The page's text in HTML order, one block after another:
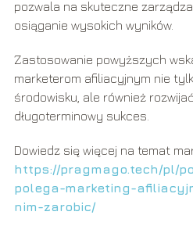
pozwala na skuteczne
osiąganie wysokich wyników.
Zastosowanie powyższych
marketerom afiliacyjnym nie
środowisku, ale również
długoterminowy sukces.
Dowiedz się więcej na temat
https://pragmago.tech/pl/
polega-marketing-
nim-zarobic/